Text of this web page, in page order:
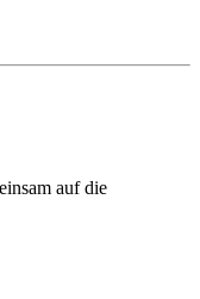
auf die